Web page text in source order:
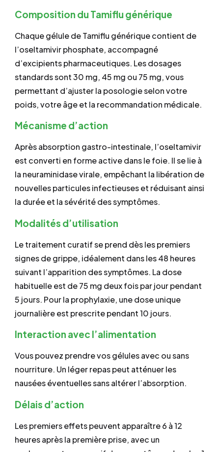
Composition du Tamiflu générique
Chaque gélule de Tamiflu générique contient de
l’oseltamivir phosphate, accompagné
d’excipients pharmaceutiques. Les dosages
standards sont 30 mg, 45 mg ou 75 mg, vous
permettant d’ajuster la posologie selon votre
poids, votre âge et la recommandation médicale.
Mécanisme d’action
Après absorption gastro-intestinale, l’oseltamivir
est converti en forme active dans le foie. Il se lie à
la neuraminidase virale, empêchant la libération de
nouvelles particules infectieuses et réduisant ainsi
la durée et la sévérité des symptômes.
Modalités d’utilisation
Le traitement curatif se prend dès les premiers
signes de grippe, idéalement dans les 48 heures
suivant l’apparition des symptômes. La dose
habituelle est de 75 mg deux fois par jour pendant
5 jours. Pour la prophylaxie, une dose unique
journalière est prescrite pendant 10 jours.
Interaction avec l’alimentation
Vous pouvez prendre vos gélules avec ou sans
nourriture. Un léger repas peut atténuer les
nausées éventuelles sans altérer l’absorption.
Délais d’action
Les premiers effets peuvent apparaître 6 à 12
heures après la première prise, avec un